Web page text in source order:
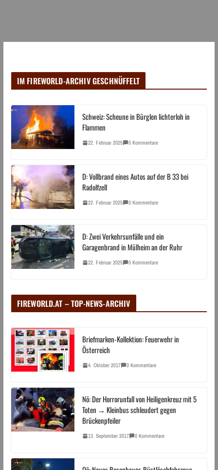
IM FIREWORLD-ARCHIV GESCHNÜFFELT
Schweiz: Scheune in Bürglen lichterloh in
Flammen
22. Februar 2025 0 Kommentare
D: Vollbrand eines Autos auf der B 33 bei
Radolfzell
22. Februar 2025 0 Kommentare
D: Zwei Verkehrsunfälle und ein
Garagenbrand in Mülheim an der Ruhr
22. Februar 2025 0 Kommentare
FIREWORLD.AT – TOP-NEWS-ARCHIV
Briefmarken-Kollektion: Feuerwehr in
Österreich
4. Oktober 2017 0 Kommentare
Nö: Der Horrorunfall von Heiligenkreuz mit 5
Toten → Kleinbus schleudert gegen
Brückenpfeiler
13. September 2017 0 Kommentare